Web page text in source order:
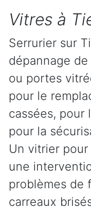
Vitres à
Serrurier sur
dépannage
ou portes
pour le
cassées, pour
pour la
Un vitrier
une
problèmes de
carreaux